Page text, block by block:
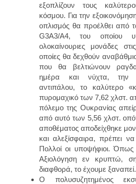
εξοπλίζουν τους
κόσμου. Για την
οπλισμός θα προέλθει από
G3A3/Α4,του οποίου
ολοκαίνουριες μονάδες
οποίες θα δεχθούν
που θα βελτιώνουν
ημέρα και νύχτα, την
αντιπάλου, το καλύτερο
πυρομαχικό των 7,62 χλστ.
πόλεμο της Ουκρανίας
από αυτό των 5,56 χλστ.
αποθέματος αποδείχθηκε
και αλεξίσφαιρα, πρέπει να
Πολλοί οι υποψήφιοι. Όπως
Αξιολόγηση εν κρυπτώ,
διαφθορά, το έχουμε ξαναπεί.
Ο πολυσυζητημένος